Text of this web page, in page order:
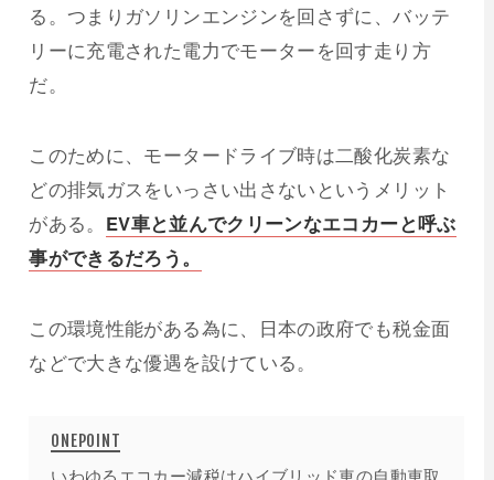
る。つまりガソリンエンジンを回さずに、バッテ
リーに充電された電力でモーターを回す走り方
だ。
このために、モータードライブ時は二酸化炭素な
どの排気ガスをいっさい出さないというメリット
がある。 EV車と並んでクリーンなエコカーと呼ぶ
事ができるだろう。
この環境性能がある為に、日本の政府でも税金面
などで大きな優遇を設けている。
いわゆるエコカー減税はハイブリッド車の自動車取